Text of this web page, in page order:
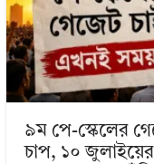
৯ম পে-স্কেলের
চাপ, ১০